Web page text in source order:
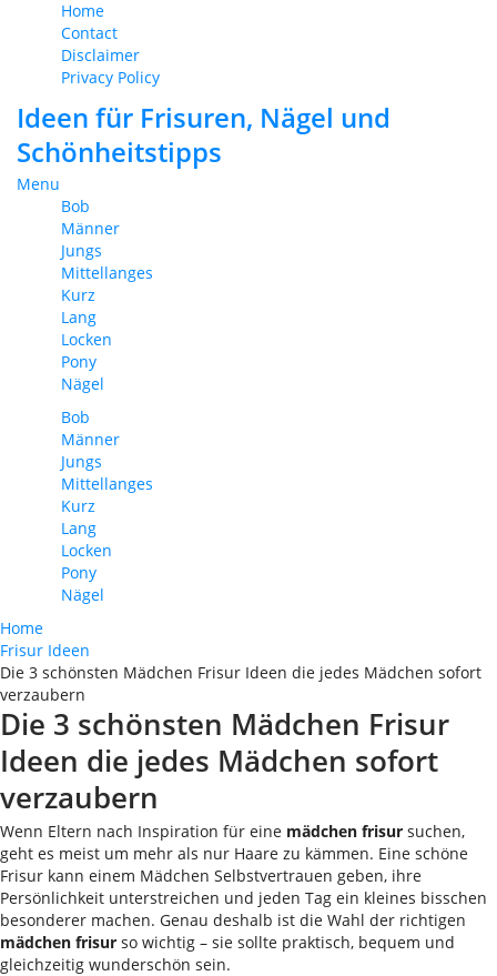
Home
Contact
Disclaimer
Privacy Policy
Ideen für Frisuren, Nägel und
Schönheitstipps
Menu
Bob
Männer
Jungs
Mittellanges
Kurz
Lang
Locken
Pony
Nägel
Bob
Männer
Jungs
Mittellanges
Kurz
Lang
Locken
Pony
Nägel
Home
Frisur Ideen
Die 3 schönsten Mädchen Frisur Ideen die jedes Mädchen sofort
verzaubern
Die 3 schönsten Mädchen Frisur
Ideen die jedes Mädchen sofort
verzaubern
Wenn Eltern nach Inspiration für eine mädchen frisur suchen,
geht es meist um mehr als nur Haare zu kämmen. Eine schöne
Frisur kann einem Mädchen Selbstvertrauen geben, ihre
Persönlichkeit unterstreichen und jeden Tag ein kleines bisschen
besonderer machen. Genau deshalb ist die Wahl der richtigen
mädchen frisur so wichtig – sie sollte praktisch, bequem und
gleichzeitig wunderschön sein.